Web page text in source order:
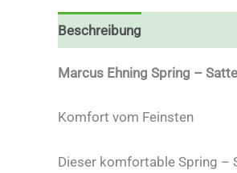
Beschreibung
Marcus Ehning Spring – Sattel
Komfort vom Feinsten
Dieser komfortable Spring –